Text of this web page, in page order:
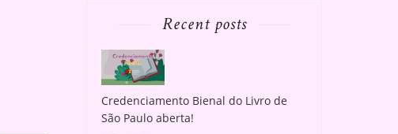
Recent posts
Credenciamento Bienal do Livro de
São Paulo aberta!